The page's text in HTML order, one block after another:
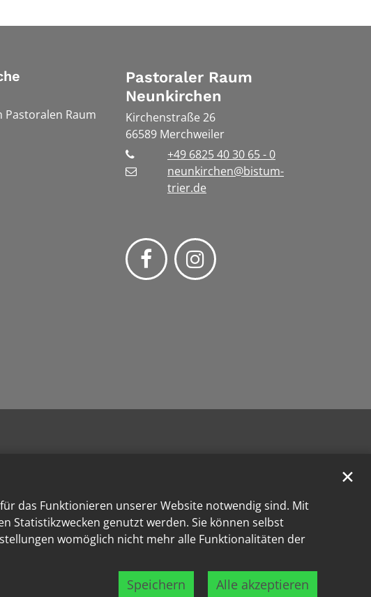
das Funktionieren unserer Website notwendig sind. Mit
Statistikzwecken genutzt werden. Sie können selbst
womöglich nicht mehr alle Funktionalitäten der
Speichern Alle akzeptieren
✕
Raum
Pastoraler Raum
Neunkirchen
Kirchenstraße 26
66589 Merchweiler
+49 6825 40 30 65 - 0
neunkirchen@bistum-
trier.de